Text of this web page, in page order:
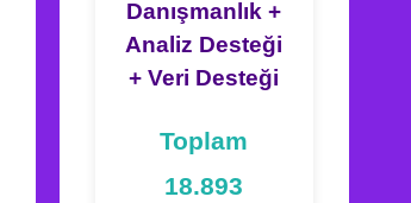
Danışmanlık +
Analiz Desteği
+ Veri Desteği
Toplam
18.893